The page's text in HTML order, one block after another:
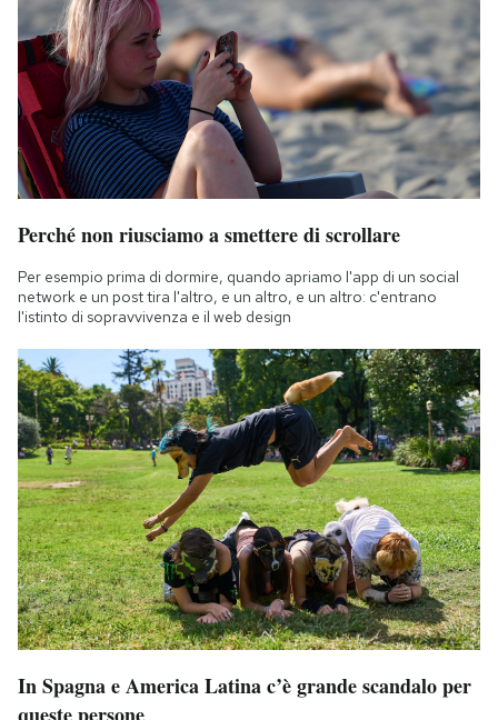
Perché non riusciamo a smettere di scrollare
Per esempio prima di dormire, quando apriamo l'app di un social
network e un post tira l'altro, e un altro, e un altro: c'entrano
l'istinto di sopravvivenza e il web design
In Spagna e America Latina c’è grande scandalo per